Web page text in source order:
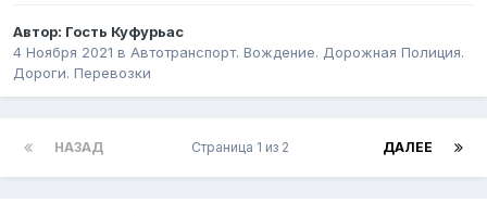
Автор: Гость Куфурьас
4 Ноября 2021 в Автотранспорт. Вождение. Дорожная Полиция.
Дороги. Перевозки
НАЗАД ДАЛЕЕ
Страница 1 из 2